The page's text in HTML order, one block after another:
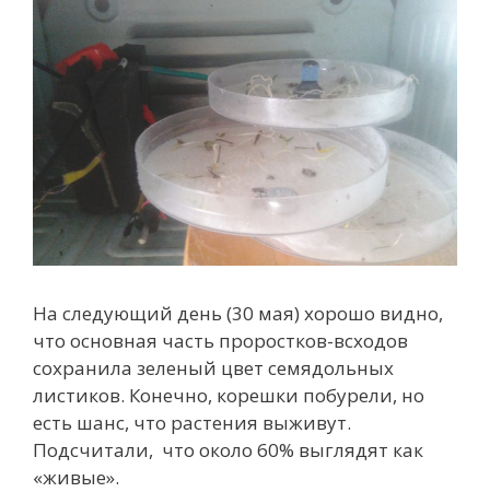
На следующий день (30 мая) хорошо видно,
что основная часть проростков-всходов
сохранила зеленый цвет семядольных
листиков. Конечно, корешки побурели, но
есть шанс, что растения выживут.
Подсчитали, что около 60% выглядят как
«живые».